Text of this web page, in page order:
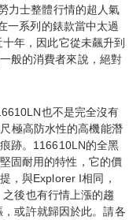
力士整體行情的超人氣
一系列的錶款當中太過
年，因此它從未飆升到
般的消費者來說，絕對
也不是完全沒有
極高防水性的高機能潛
跡。116610LN的全黑
固耐用的特性，它的價
，與Explorer I相同，
後也有行情上漲的趨
或許就歸因於此。請各